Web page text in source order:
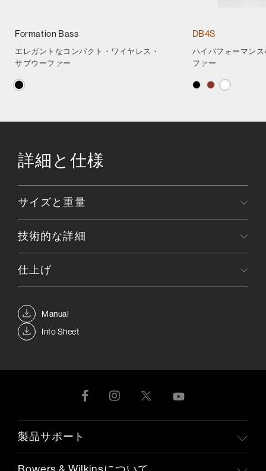
Formation Bass
エレガントなコンパクト・ワイヤレス・
サブウーファー
DB4S
ハイパフォーマン
ファー
詳細と仕様
Manual
Info Sheet
サイズと重量
技術的な詳細
仕上げ
製品サポート